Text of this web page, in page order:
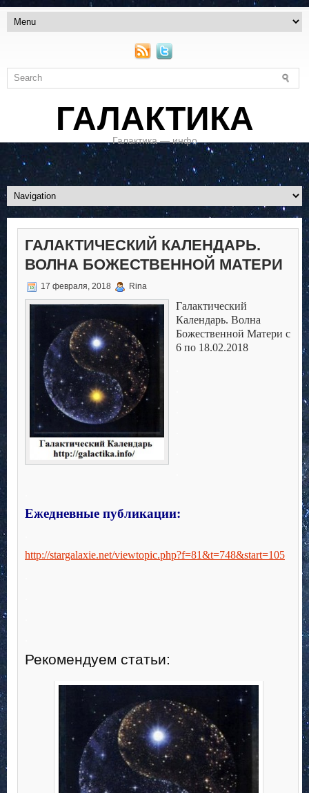
ГАЛАКТИКА
Галактика — инфо
ГАЛАКТИЧЕСКИЙ КАЛЕНДАРЬ.
ВОЛНА БОЖЕСТВЕННОЙ МАТЕРИ
17 февраля, 2018 Rina
Галактический
Календарь. Волна
Божественной Матери с
6 по 18.02.2018
Ежедневные публикации:
http://stargalaxie.net/viewtopic.php?f=81&t=748&start=105
Рекомендуем статьи: